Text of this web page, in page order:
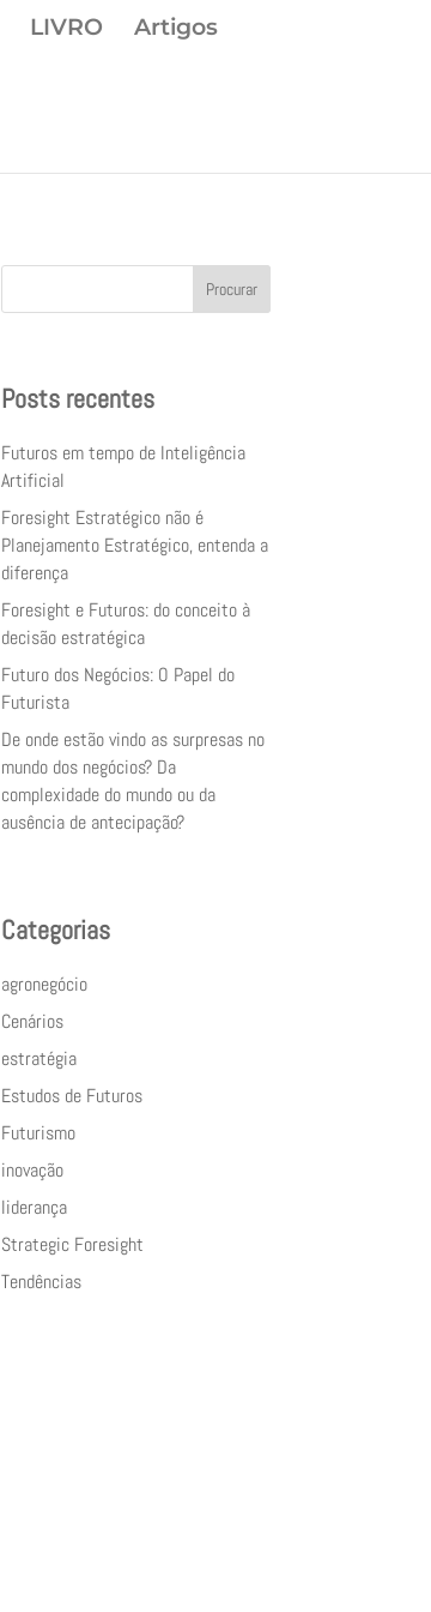
LIVRO Artigos
Procurar
Posts recentes
Futuros em tempo de Inteligência
Artificial
Foresight Estratégico não é
Planejamento Estratégico, entenda a
diferença
Foresight e Futuros: do conceito à
decisão estratégica
Futuro dos Negócios: O Papel do
Futurista
De onde estão vindo as surpresas no
mundo dos negócios? Da
complexidade do mundo ou da
ausência de antecipação?
Categorias
agronegócio
Cenários
estratégia
Estudos de Futuros
Futurismo
inovação
liderança
Strategic Foresight
Tendências